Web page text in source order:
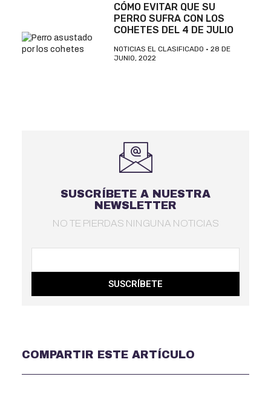
CÓMO EVITAR QUE SU
PERRO SUFRA CON LOS
COHETES DEL 4 DE JULIO
NOTICIAS EL CLASIFICADO
28 DE
JUNIO, 2022
SUSCRÍBETE A NUESTRA
NEWSLETTER
NO TE PIERDAS NINGUNA NOTICIAS
SUSCRÍBETE
COMPARTIR ESTE ARTÍCULO